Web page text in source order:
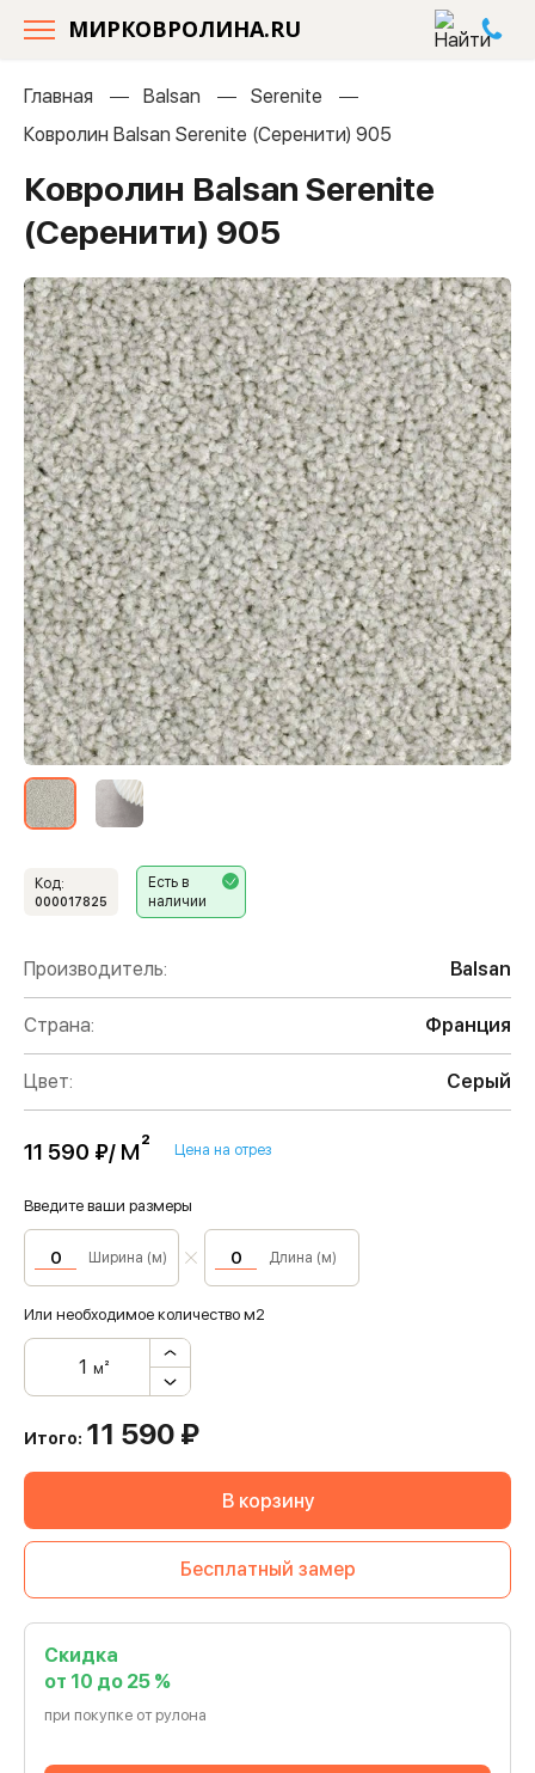
МИРКОВРОЛИНА.RU
Главная Balsan
Serenite
Ковролин Balsan Serenite (Серенити) 905
Ковролин Balsan Serenite
(Серенити) 905
Код:
000017825
Есть в
наличии
Производитель: Balsan
Страна: Франция
Цвет: Серый
11 590 ₽/ м² Цена на отрез
Введите ваши размеры
Ширина (м) Длина (м)
Или необходимое количество м2
м²
Итого: 11 590 ₽
В корзину
Бесплатный замер
Скидка
от 10 до 25 %
при покупке от рулона